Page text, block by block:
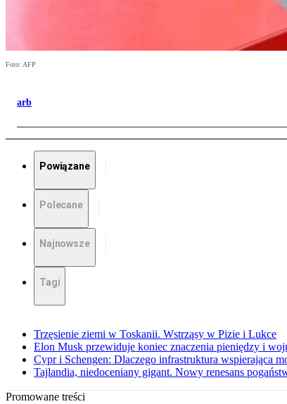
Foto: AFP
arb
Powiązane
Polecane
Najnowsze
Tagi
Trzęsienie ziemi w Toskanii. Wstrząsy w Pizie i Lukce
Elon Musk przewiduje koniec znaczenia pieniędzy i
Cypr i Schengen: Dlaczego infrastruktura wspierająca
Tajlandia, niedoceniany gigant. Nowy renesans
Promowane treści